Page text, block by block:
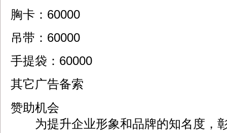
胸卡：60000
吊带：60000
手提袋：60000
其它广告备索
赞助机会
为提升企业形象和品牌的知名度，